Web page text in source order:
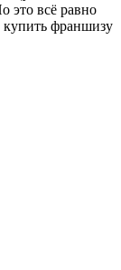
это всё равно
купить франшизу